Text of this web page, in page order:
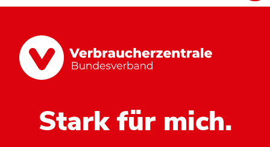
Stark für mich.